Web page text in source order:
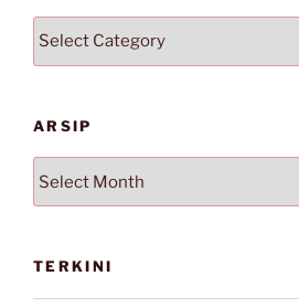
Kategori
ARSIP
TERKINI